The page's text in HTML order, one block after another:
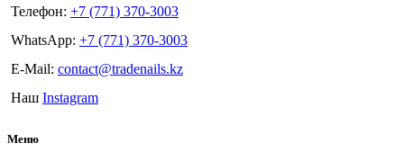
Телефон: +7 (771) 370-3003
WhatsApp: +7 (771) 370-3003
E-Mail: contact@tradenails.kz
Наш Instagram
Меню